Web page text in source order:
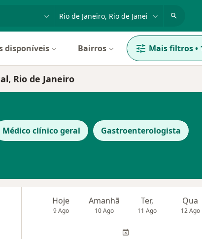
disponíveis Bairros Mais filtros•
Rio de Janeiro
Médico clínico geral Gastroenterologista
Hoje
9 Ago
Amanhã
10 Ago
Ter,
11 Ago
Qua
12 Ago